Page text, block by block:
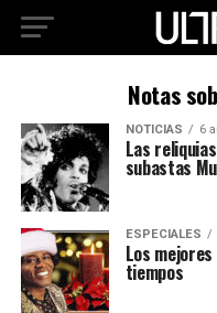
Notas
NOTICIAS 6
Las
subastas
ESPECIALES
Los
tiempos